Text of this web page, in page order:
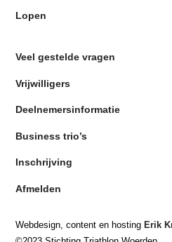
Lopen
Veel gestelde vragen
Vrijwilligers
Deelnemersinformatie
Business trio’s
Inschrijving
Afmelden
Webdesign, content en hosting Erik